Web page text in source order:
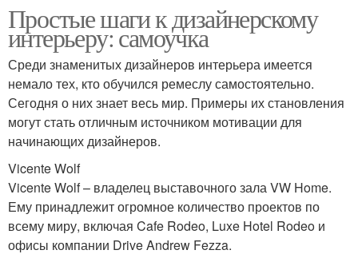
Простые шаги к дизайнерскому
интерьеру: самоучка
Среди знаменитых дизайнеров интерьера имеется
немало тех, кто обучился ремеслу самостоятельно.
Сегодня о них знает весь мир. Примеры их становления
могут стать отличным источником мотивации для
начинающих дизайнеров.
Vicente Wolf
Vicente Wolf – владелец выставочного зала VW Home.
Ему принадлежит огромное количество проектов по
всему миру, включая Cafe Rodeo, Luxe Hotel Rodeo и
офисы компании Drive Andrew Fezza.